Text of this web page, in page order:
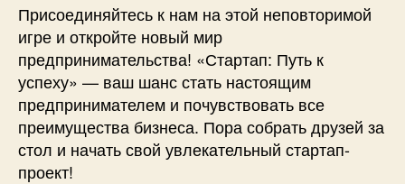
Присоединяйтесь к нам на этой неповторимой
игре и откройте новый мир
предпринимательства! «Стартап: Путь к
успеху» — ваш шанс стать настоящим
предпринимателем и почувствовать все
преимущества бизнеса. Пора собрать друзей за
стол и начать свой увлекательный стартап-
проект!